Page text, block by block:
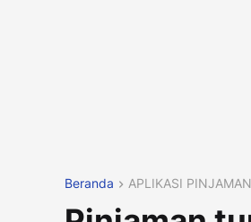
Beranda APLIKASI